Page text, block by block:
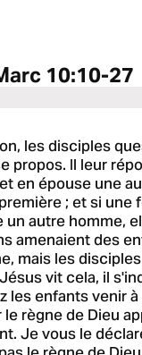
10:10-27
les disciples
propos. Il leur
en épouse une
; et si une
un autre homme,
amenaient des
mais les
vit cela, il
les enfants venir à
règne de Dieu
Je vous le